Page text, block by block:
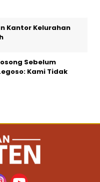
Kantor Kelurahan
Sebelum
Kami Tidak